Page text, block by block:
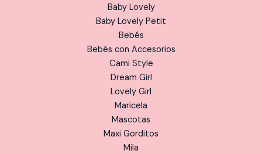
Baby Lovely
Baby Lovely Petit
Bebés
Bebés con Accesorios
Cami Style
Dream Girl
Lovely Girl
Maricela
Mascotas
Maxi Gorditos
Mila